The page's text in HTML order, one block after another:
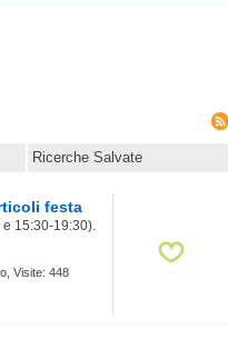
Ricerche Salvate
festa
15:30-19:30).
Visite: 448